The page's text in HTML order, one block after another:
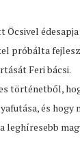
próbálta
Feri bácsi.
történetből,
és
leghíresebb